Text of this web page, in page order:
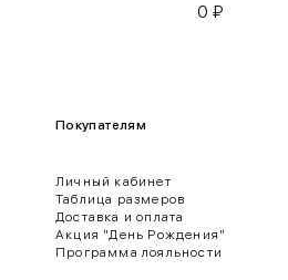
0₽
Обхват бедер (F)
Измеряется горизонтально полу
Покупателям
Личный кабинет
Таблица размеров
Доставка и оплата
Акция "День Рождения"
Программа лояльности